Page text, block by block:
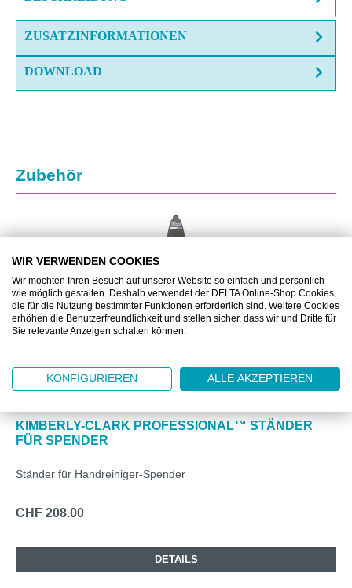
ZUSATZINFORMATIONEN
DOWNLOAD
Produktgalerie überspringen
Zubehör
KIMBERLY-CLARK PROFESSIONAL™ STÄNDER
FÜR SPENDER
Ständer für Handreiniger-Spender
CHF 208.00
DETAILS
WIR VERWENDEN COOKIES
Wir möchten Ihren Besuch auf unserer Website so einfach und persönlich
wie möglich gestalten. Deshalb verwendet der DELTA Online-Shop Cookies,
die für die Nutzung bestimmter Funktionen erforderlich sind. Weitere Cookies
erhöhen die Benutzerfreundlichkeit und stellen sicher, dass wir und Dritte für
Sie relevante Anzeigen schalten können.
KONFIGURIEREN ALLE AKZEPTIEREN